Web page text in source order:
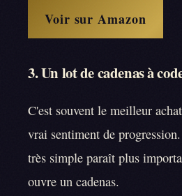
Voir sur Amazon
3. Un lot de cadenas à
C'est souvent le meilleur
vrai sentiment de
très simple paraît plus
ouvre un cadenas.